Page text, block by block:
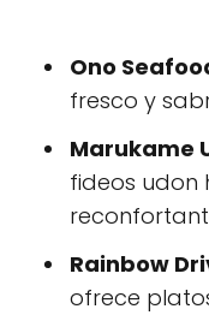
Ono
‌fresco ⁤y
Marukame
fideos ​udon
Rainbow
ofrece